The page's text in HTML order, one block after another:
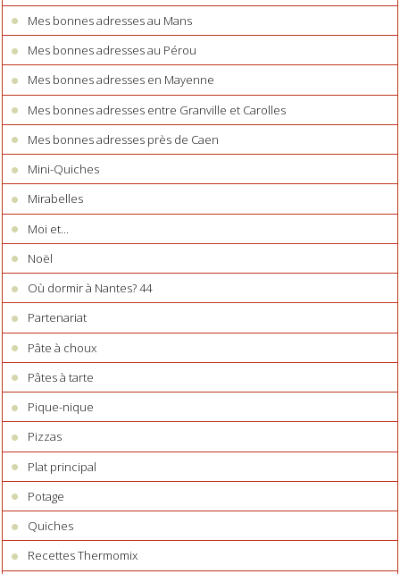
Mes bonnes adresses au Mans
Mes bonnes adresses au Pérou
Mes bonnes adresses en Mayenne
Mes bonnes adresses entre Granville et Carolles
Mes bonnes adresses près de Caen
Mini-Quiches
Mirabelles
Moi et...
Noël
Où dormir à Nantes? 44
Partenariat
Pâte à choux
Pâtes à tarte
Pique-nique
Pizzas
Plat principal
Potage
Quiches
Recettes Thermomix